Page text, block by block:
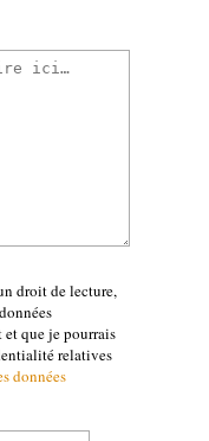
droit de lecture,
et que je pourrais
relatives
données